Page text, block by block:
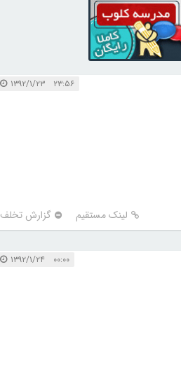
۲۳:۵۶ ۱۳۹۲/۱/۲۳
لینک مستقیم گزارش تخلف
۰۰:۰۰ ۱۳۹۲/۱/۲۴